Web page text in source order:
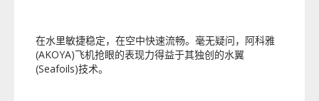
在水里敏捷稳定，在空中快速流畅。毫无疑问，阿科雅
(AKOYA)飞机抢眼的表现力得益于其独创的水翼
(Seafoils)技术。